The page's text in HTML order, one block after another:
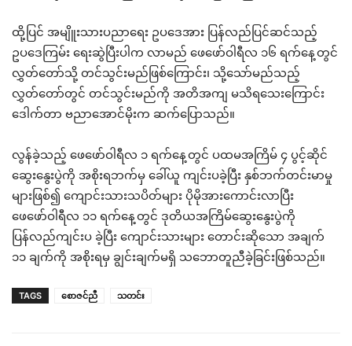
ထို့ပြင် အမျိူးသားပညာရေး ဥပဒေအား ပြန်လည်ပြင်ဆင်သည့်
ဥပဒေကြမ်း ရေးဆွဲပြီးပါက လာမည် ဖေဖော်ဝါရီလ ၁၆ ရက်နေ့တွင်
လွှတ်တော်သို့ တင်သွင်းမည်ဖြစ်ကြောင်း၊ သို့သော်မည်သည့်
လွှတ်တော်တွင် တင်သွင်းမည်ကို အတိအကျ မသိရသေးကြောင်း
ဒေါက်တာ ဗညာအောင်မိုးက ဆက်ပြောသည်။
လွန်ခဲ့သည့် ဖေဖော်ဝါရီလ ၁ ရက်နေ့တွင် ပထမအကြိမ် ၄ ပွင့်ဆိုင်
ဆွေးနွေးပွဲကို အစိုးရဘက်မှ ခေါ်ယူ ကျင်းပခဲ့ပြီး နှစ်ဘက်တင်းမာမှု
များဖြစ်၍ ကျောင်းသားသပိတ်များ ပိုမိုအားကောင်းလာပြီး
ဖေဖော်ဝါရီလ ၁၁ ရက်နေ့တွင် ဒုတိယအကြိမ်ဆွေးနွေးပွဲကို
ပြန်လည်ကျင်းပ ခဲ့ပြီး ကျောင်းသားများ တောင်းဆိုသော အချက်
၁၁ ချက်ကို အစိုးရမှ ချွင်းချက်မရှိ သဘောတူညီခဲ့ခြင်းဖြစ်သည်။
TAGS စောဇင်ညီ သတင်း